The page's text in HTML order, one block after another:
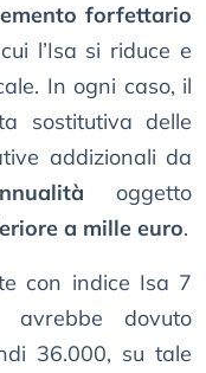
forfettario
l’Isa si riduce e
In ogni caso, il
sostitutiva delle
addizionali da
oggetto
a mille euro.
con indice Isa 7
dovuto
36.000, su tale